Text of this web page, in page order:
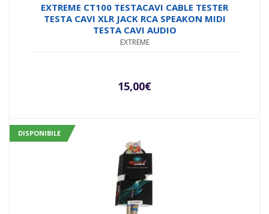
Valutato
4.50su 5
EXTREME CT100 TESTACAVI CABLE TESTER
TESTA CAVI XLR JACK RCA SPEAKON MIDI
TESTA CAVI AUDIO
EXTREME
15,00€
DISPONIBILE